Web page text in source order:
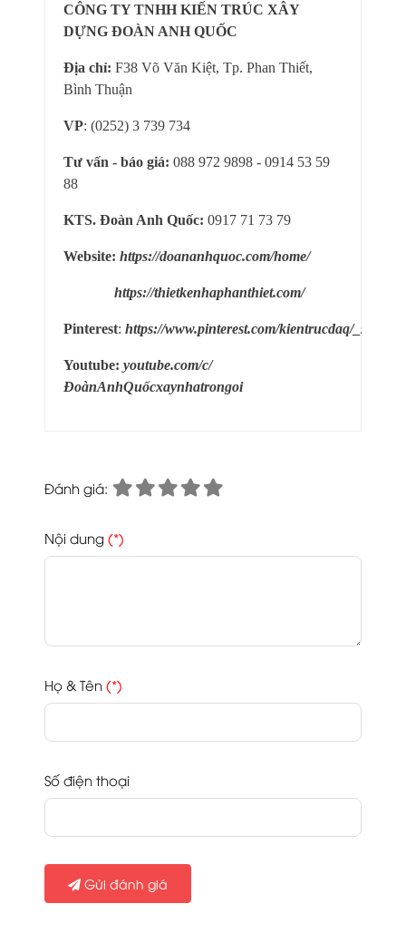
CÔNG TY TNHH KIẾN TRÚC XÂY
DỰNG ĐOÀN ANH QUỐC
Địa chỉ: F38 Võ Văn Kiệt, Tp. Phan Thiết,
Bình Thuận
VP: (0252) 3 739 734
Tư vấn - báo giá: 088 972 9898 - 0914 53 59
88
KTS. Đoàn Anh Quốc: 0917 71 73 79
Website: https://doananhquoc.com/home/
https://thietkenhaphanthiet.com/
Pinterest: https://www.pinterest.com/kientrucdaq/_saved/
Youtube: youtube.com/c/
ĐoànAnhQuốcxaynhatrongoi
Đánh giá:
Nội dung (*)
Họ & Tên (*)
Số điện thoại
Gửi đánh giá